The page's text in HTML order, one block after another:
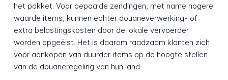
het pakket. Voor bepaalde zendingen, met name hogere
waarde items, kunnen echter douaneverwerking- of
extra belastingskosten door de lokale vervoerder
worden opgeëist. Het is daarom raadzaam klanten zich
voor aankopen van duurder items op de hoogte stellen
van de douaneregeling van hun land.